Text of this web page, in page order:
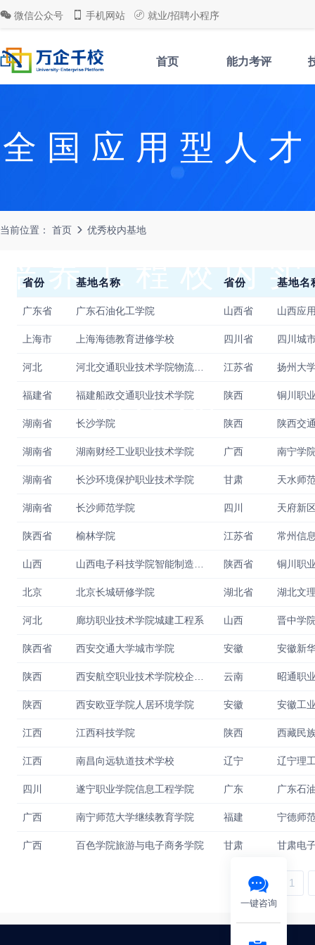
微信公众号 手机网站 就业/招聘小程序
首页 能力考评
全国应用型人才
培养工程校内实
训基地
当前位置： 首页 优秀校内基地
省份 基地名称 省份 基地名
广东省 广东石油化工学院 山西省 山西应
上海市 上海海德教育进修学校 四川省 四川城
河北 江苏省 扬州大
福建省 福建船政交通职业技术学院 陕西
湖南省 长沙学院 陕西
湖南省 湖南财经工业职业技术学院 广西 南宁学
湖南省 长沙环境保护职业技术学院 甘肃
湖南省 长沙师范学院 四川 天府新
陕西省 榆林学院 江苏省 常州信
山西 陕西省 铜川职
北京 北京长城研修学院 湖北省 湖北文
河北 廊坊职业技术学院城建工程系 山西 晋中学
陕西省 西安交通大学城市学院 安徽 安徽新
陕西 云南 昭通职
陕西 西安欧亚学院人居环境学院 安徽 安徽工
江西 江西科技学院 陕西
江西 南昌向远轨道技术学校 辽宁 辽宁理
四川 遂宁职业学院信息工程学院 广东
广西 南宁师范大学继续教育学院 福建 宁德师
广西 百色学院旅游与电子商务学院 甘肃 甘肃电
‹ 1
一键咨询